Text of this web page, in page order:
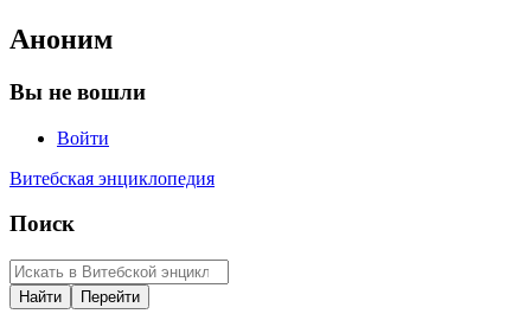
Аноним
Вы не вошли
Войти
Витебская энциклопедия
Поиск